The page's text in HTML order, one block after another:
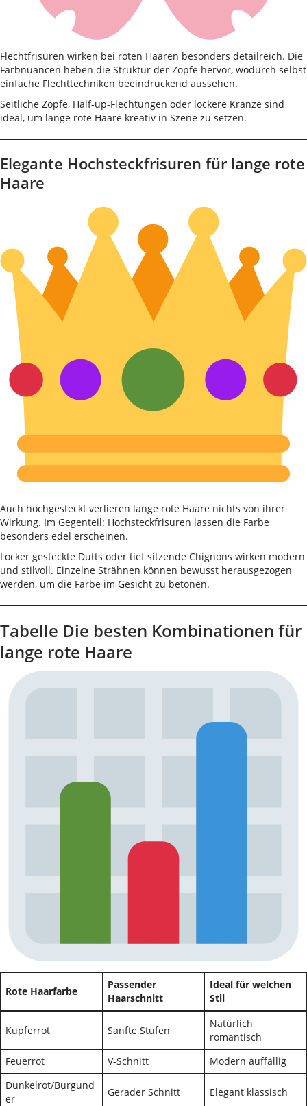
Flechtfrisuren wirken bei roten Haaren besonders detailreich. Die
Farbnuancen heben die Struktur der Zöpfe hervor, wodurch selbst
einfache Flechttechniken beeindruckend aussehen.
Seitliche Zöpfe, Half-up-Flechtungen oder lockere Kränze sind
ideal, um lange rote Haare kreativ in Szene zu setzen.
Elegante Hochsteckfrisuren für lange rote
Haare
Auch hochgesteckt verlieren lange rote Haare nichts von ihrer
Wirkung. Im Gegenteil: Hochsteckfrisuren lassen die Farbe
besonders edel erscheinen.
Locker gesteckte Dutts oder tief sitzende Chignons wirken modern
und stilvoll. Einzelne Strähnen können bewusst herausgezogen
werden, um die Farbe im Gesicht zu betonen.
Tabelle Die besten Kombinationen für
lange rote Haare
Rote Haarfarbe
Passender
Haarschnitt
Ideal für welchen
Stil
Kupferrot Sanfte Stufen
Natürlich
romantisch
Feuerrot
V-Schnitt
Modern auffällig
Dunkelrot/Burgund
er
Gerader Schnitt Elegant klassisch